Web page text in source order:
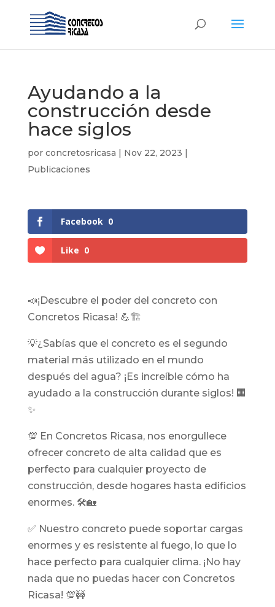
Ayudando a la
construcción desde
hace siglos
por concretosricasa | Nov 22, 2023 |
Publicaciones
Facebook 0
Like 0
📣¡Descubre el poder del concreto con
Concretos Ricasa! 💪🏗️
💡¿Sabías que el concreto es el segundo
material más utilizado en el mundo
después del agua? ¡Es increíble cómo ha
ayudado a la construcción durante siglos! 🏢
✨
💯 En Concretos Ricasa, nos enorgullece
ofrecer concreto de alta calidad que es
perfecto para cualquier proyecto de
construcción, desde hogares hasta edificios
enormes. 🛠️🏡
✅ Nuestro concreto puede soportar cargas
enormes y es resistente al fuego, lo que lo
hace perfecto para cualquier clima. ¡No hay
nada que no puedas hacer con Concretos
Ricasa! 💯🚧